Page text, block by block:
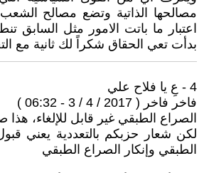
مصالحها الذاتية وتضع مصالح
اعتبار ما باتت الامور مثل السابق
بدأت تعي الحقاق شكراً لك ثانية مع
4 - عِ يا فلاح علي
فاخر فاخر ( 2017 / 4 / 3 - 06:32 )
الصراع الطبقي غير قابل للإلغاء، هذا
لكن شعار حزبكم بالتعددية يعني
الطبقي وإنكار الصراع الطبقي